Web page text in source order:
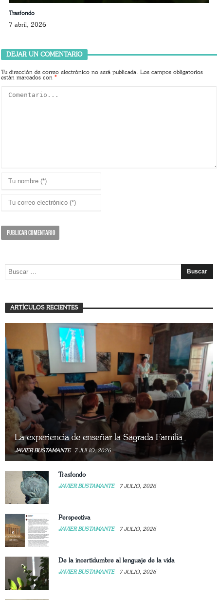
Trasfondo
7 abril, 2026
DEJAR UN COMENTARIO
Tu dirección de correo electrónico no será publicada.
Los campos obligatorios
están marcados con*
ARTÍCULOS RECIENTES
La experiencia de enseñar la Sagrada Familia
JAVIER BUSTAMANTE 7 JULIO, 2026
Trasfondo
JAVIER BUSTAMANTE 7 JULIO, 2026
Perspectiva
JAVIER BUSTAMANTE 7 JULIO, 2026
De la incertidumbre al lenguaje de la vida
JAVIER BUSTAMANTE 7 JULIO, 2026